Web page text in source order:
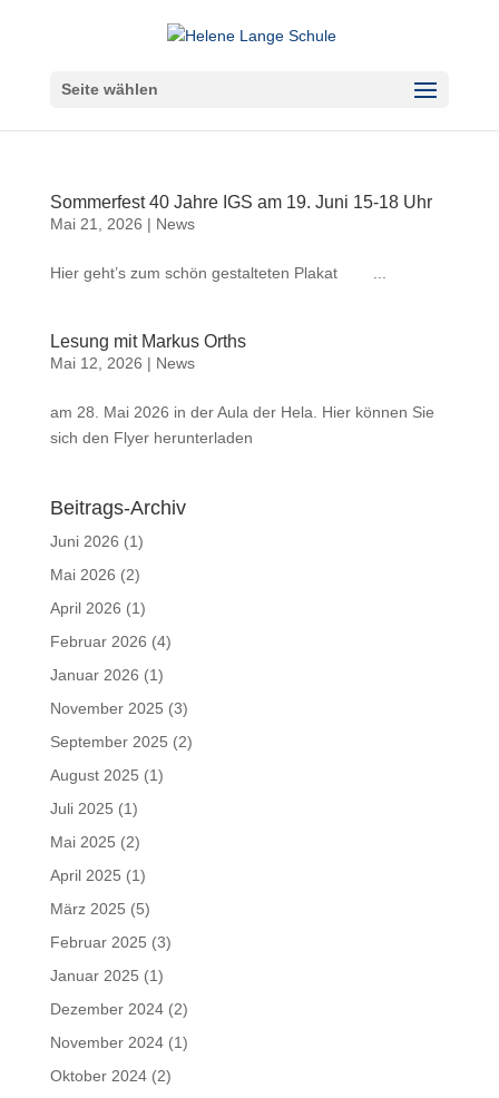
Seite wählen
Sommerfest 40 Jahre IGS am 19. Juni 15-18 Uhr
Mai 21, 2026 | News
Hier geht’s zum schön gestalteten Plakat ...
Lesung mit Markus Orths
Mai 12, 2026 | News
am 28. Mai 2026 in der Aula der Hela. Hier können Sie
sich den Flyer herunterladen
Beitrags-Archiv
Juni 2026 (1)
Mai 2026 (2)
April 2026 (1)
Februar 2026 (4)
Januar 2026 (1)
November 2025 (3)
September 2025 (2)
August 2025 (1)
Juli 2025 (1)
Mai 2025 (2)
April 2025 (1)
März 2025 (5)
Februar 2025 (3)
Januar 2025 (1)
Dezember 2024(2)
November 2024(1)
Oktober 2024(2)